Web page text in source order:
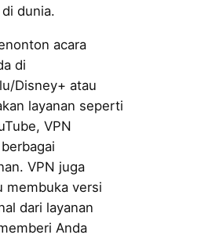
dunia.
acara
di
Disney+ atau
layanan seperti
VPN
VPN juga
membuka versi
dari layanan
Anda